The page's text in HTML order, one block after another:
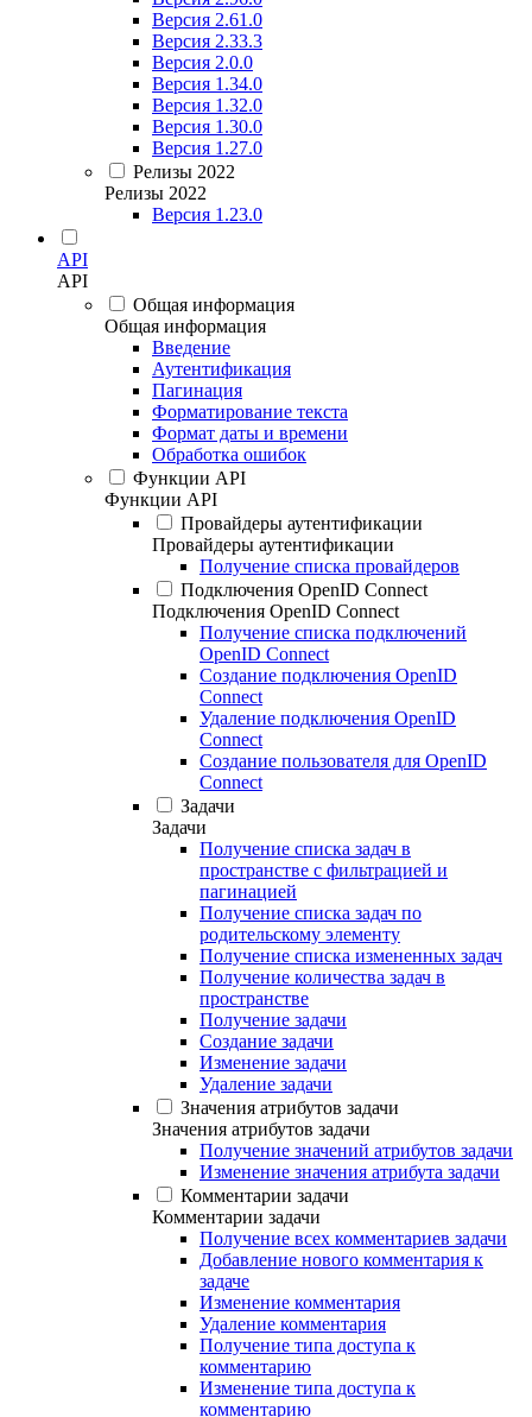
Версия 2.61.0
Версия 2.33.3
Версия 2.0.0
Версия 1.34.0
Версия 1.32.0
Версия 1.30.0
Версия 1.27.0
Релизы 2022
Релизы 2022
Версия 1.23.0
API
API
Общая информация
Общая информация
Введение
Аутентификация
Пагинация
Форматирование текста
Формат даты и времени
Обработка ошибок
Функции API
Функции API
Провайдеры аутентификации
Провайдеры аутентификации
Получение списка провайдеров
Подключения OpenID Connect
Подключения OpenID Connect
Получение списка подключений
OpenID Connect
Создание подключения OpenID
Connect
Удаление подключения OpenID
Connect
Создание пользователя для OpenID
Connect
Задачи
Задачи
Получение списка задач в
пространстве с фильтрацией и
пагинацией
Получение списка задач по
родительскому элементу
Получение списка измененных задач
Получение количества задач в
пространстве
Получение задачи
Создание задачи
Изменение задачи
Удаление задачи
Значения атрибутов задачи
Значения атрибутов задачи
Получение значений атрибутов задачи
Изменение значения атрибута задачи
Комментарии задачи
Комментарии задачи
Получение всех комментариев задачи
Добавление нового комментария к
задаче
Изменение комментария
Удаление комментария
Получение типа доступа к
комментарию
Изменение типа доступа к
комментарию